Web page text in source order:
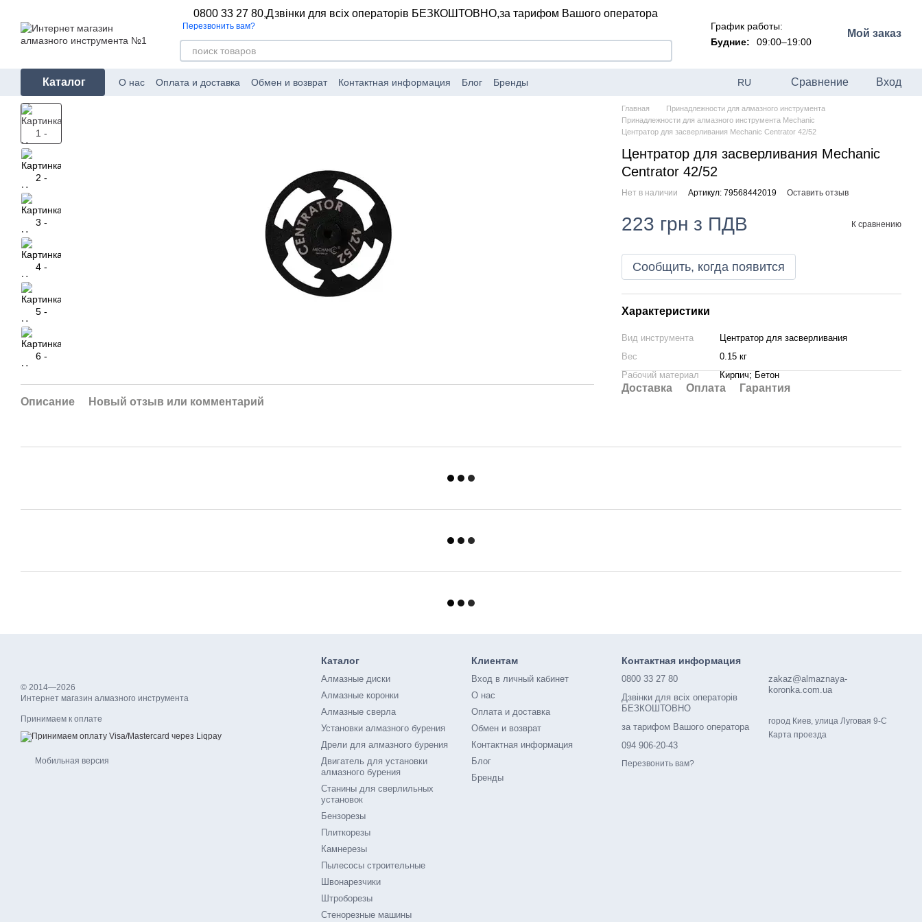
0800 33 27 80,Дзвінки для всіх операторів БЕЗКОШТОВНО,за тарифом Вашого оператора
Перезвонить вам?
График работы:
Будние:
09:00–19:00
Мой заказ
Каталог О нас Оплата и доставка Обмен и возврат Контактная информация Блог Бренды RU Сравнение Вход
Описание Новый отзыв или комментарий
Главная
Принадлежности для алмазного инструмента
Принадлежности для алмазного инструмента Mechanic
Центратор для засверливания Mechanic Centrator 42/52
Центратор для засверливания Mechanic
Centrator 42/52
Нет в наличии Артикул: 79568442019 Оставить отзыв
223 грн з ПДВ К сравнению
Сообщить, когда появится
Характеристики
Вид инструмента
Центратор для засверливания
Вес
0.15 кг
Рабочий материал
Кирпич; Бетон
Доставка Оплата Гарантия
© 2014—2026
Интернет магазин алмазного инструмента
Принимаем к оплате
Мобильная версия
Каталог
Алмазные диски
Алмазные коронки
Алмазные сверла
Установки алмазного бурения
Дрели для алмазного бурения
Двигатель для установки
алмазного бурения
Станины для сверлильных
установок
Бензорезы
Плиткорезы
Камнерезы
Пылесосы строительные
Швонарезчики
Штроборезы
Стенорезные машины
Клиентам
Вход в личный кабинет
О нас
Оплата и доставка
Обмен и возврат
Контактная информация
Блог
Бренды
Контактная информация
0800 33 27 80
Дзвінки для всіх операторів
БЕЗКОШТОВНО
за тарифом Вашого оператора
094 906-20-43
Перезвонить вам?
zakaz@almaznaya-
koronka.com.ua
город Киев, улица Луговая 9-С
Карта проезда